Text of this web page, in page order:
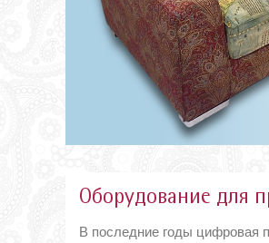
Оборудование для
В последние годы цифровая